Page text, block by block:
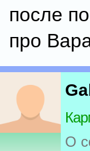
после
про
О